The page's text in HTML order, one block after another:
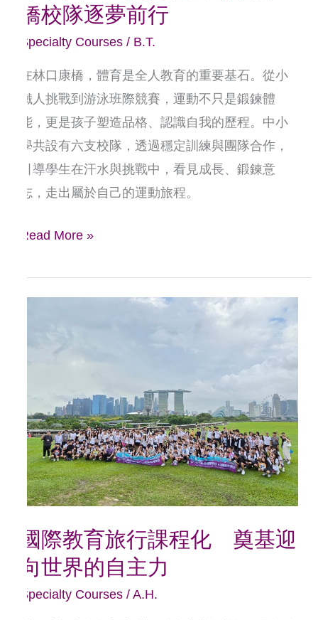
橋校隊逐夢前行
Specialty Courses/ B.T.
在林口康橋，體育是全人教育的重要基石。從小
鐵人挑戰到游泳班際競賽，運動不只是鍛鍊體
能，更是孩子塑造品格、認識自我的歷程。中小
學共設有六支校隊，透過穩定訓練與團隊合作，
引導學生在汗水與挑戰中，看見成長、鍛鍊意
志，走出屬於自己的運動旅程。
康
橋
隊
逐
夢
行
Read More »
國際教育旅行課程化 奠基迎
向世界的自主力
Specialty Courses/ A.H.
行
課
程
化
基
迎
向